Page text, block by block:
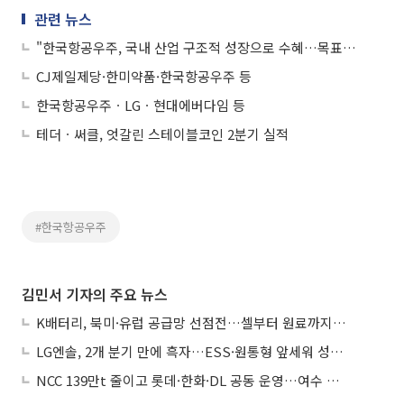
관련 뉴스
"한국항공우주, 국내 산업 구조적 성장으로 수혜…목표가↑"
CJ제일제당·한미약품·한국항공우주 등
한국항공우주ㆍLGㆍ현대에버다임 등
테더ㆍ써클, 엇갈린 스테이블코인 2분기 실적
#한국항공우주
김민서 기자의 주요 뉴스
K배터리, 북미·유럽 공급망 선점전…셀부터 원료까지 현지화
LG엔솔, 2개 분기 만에 흑자…ESS·원통형 앞세워 성장 가속
NCC 139만t 줄이고 롯데·한화·DL 공동 운영…여수 1호 본궤도